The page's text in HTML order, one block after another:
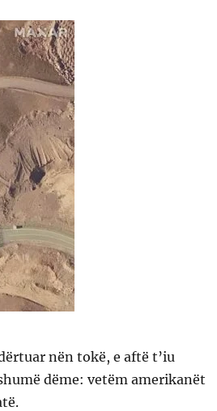
nën tokë, e aftë t’iu
dëme: vetëm amerikanët